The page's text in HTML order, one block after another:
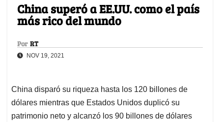
China superó a EE.UU. como el país
más rico del mundo
Por RT
NOV 19, 2021
China disparó su riqueza hasta los 120 billones de
dólares mientras que Estados Unidos duplicó su
patrimonio neto y alcanzó los 90 billones de dólares